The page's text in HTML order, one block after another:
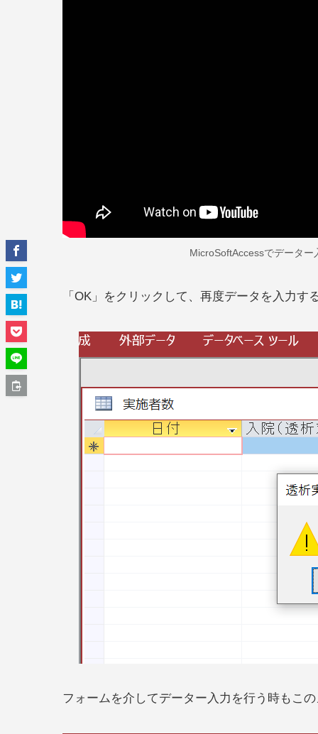
MicroSoftAccessでデータ
「OK」をクリックして、再度データを入力
フォームを介してデーター入力を行う時もこ